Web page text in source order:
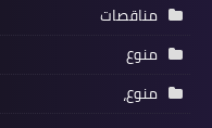
مناقصات
منوع
منوع،